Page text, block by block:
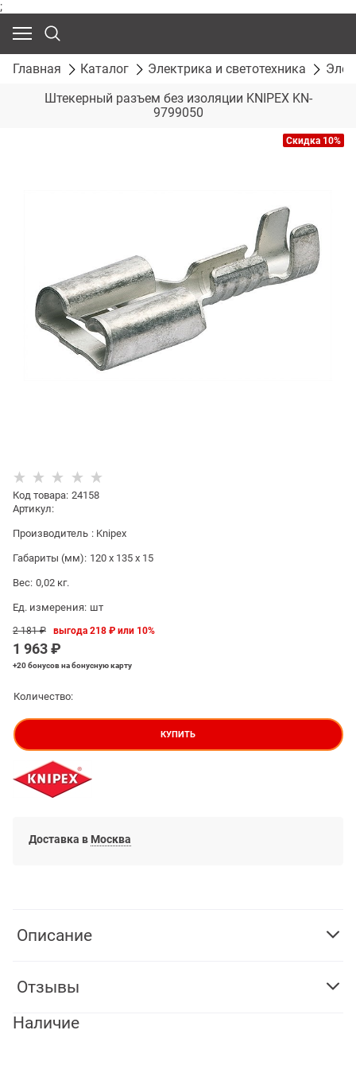
;
Главная Каталог Электрика и светотехника
Штекерный разъем без изоляции KNIPEX KN-
9799050
Скидка 10%
Код товара: 24158
Артикул:
Производитель : Knipex
Габариты (мм): 120 x 135 x 15
Вес: 0,02 кг.
Ед. измерения: шт
2 181 ₽
1 963 ₽
выгода218 ₽ или 10%
+20 бонусовна бонусную карту
Количество:
КУПИТЬ
Доставка в Москва
Описание
Отзывы
Наличие